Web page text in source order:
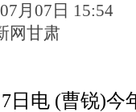
月07日 15:54
网甘肃
电 (曹锐)今